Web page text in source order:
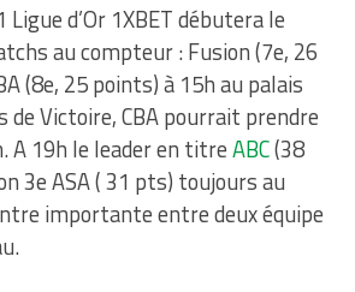
Ligue d’Or 1XBET débutera le
au compteur : Fusion (7e, 26
(8e, 25 points) à 15h au palais
de Victoire, CBA pourrait prendre
A 19h le leader en titreABC(38
3e ASA ( 31 pts) toujours au
importante entre deux équipe